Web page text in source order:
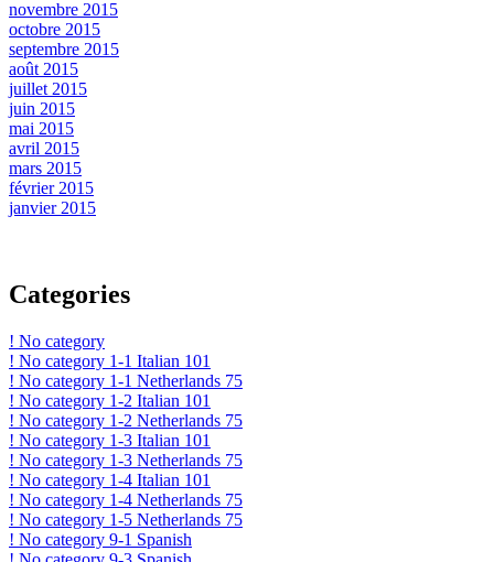
novembre 2015
octobre 2015
septembre 2015
août 2015
juillet 2015
juin 2015
mai 2015
avril 2015
mars 2015
février 2015
janvier 2015
Categories
! No category
! No category 1-1 Italian 101
! No category 1-1 Netherlands 75
! No category 1-2 Italian 101
! No category 1-2 Netherlands 75
! No category 1-3 Italian 101
! No category 1-3 Netherlands 75
! No category 1-4 Italian 101
! No category 1-4 Netherlands 75
! No category 1-5 Netherlands 75
! No category 9-1 Spanish